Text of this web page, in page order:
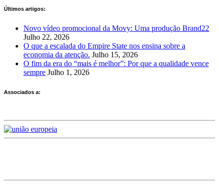
Últimos artigos:
Novo vídeo promocional da Movy: Uma produção Brand22
Julho 22, 2026
O que a escalada do Empire State nos ensina sobre a
economia da atenção. Julho 15, 2026
O fim da era do “mais é melhor”: Por que a qualidade vence
sempre Julho 1, 2026
Associados a: